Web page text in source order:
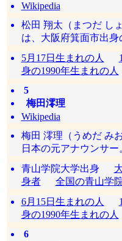
Wikipedia
松田 翔太（まつだ し
は、大阪府箕面市出身
5月17日生まれの人
身の1990年生まれの人
5
梅田澪理
Wikipedia
梅田 澪理（うめだ み
日本の元アナウンサー
青山学院大学出身
身者
全国の青山学
6月15日生まれの人
身の1990年生まれの人
6